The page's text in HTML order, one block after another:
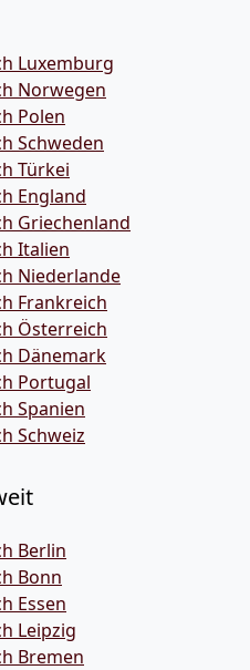
Luxemburg
Norwegen
Polen
Schweden
Türkei
England
Griechenland
Italien
Niederlande
Frankreich
Österreich
Dänemark
Portugal
Spanien
Schweiz
Berlin
Bonn
Essen
Leipzig
Bremen